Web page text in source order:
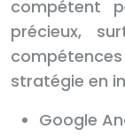
compétent
précieux,
stratégie en
Google